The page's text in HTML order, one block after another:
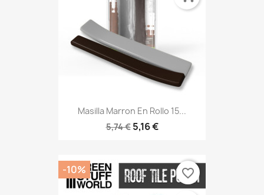
Masilla Marron En Rollo 15...
5,74 € 5,16 €
-10% favorite_border